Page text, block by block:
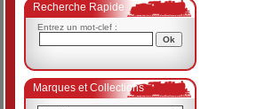
Recherche Rapide
Entrez un mot-clef :
Marques et Collections